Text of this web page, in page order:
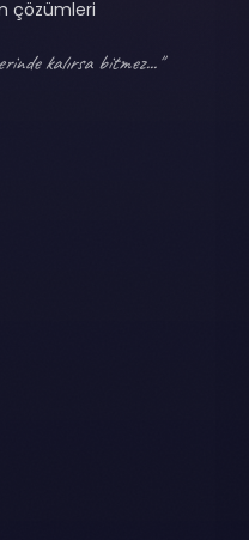
çözümleri
kalırsa bitmez..."